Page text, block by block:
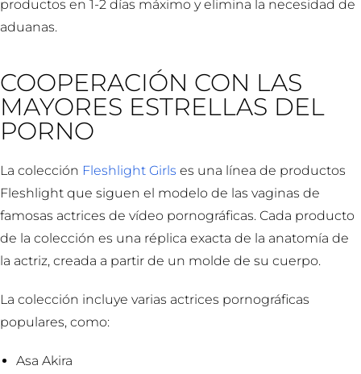
productos en 1-2 días máximo y elimina la necesidad de
aduanas.
COOPERACIÓN CON LAS
MAYORES ESTRELLAS DEL
PORNO
La colección Fleshlight Girls es una línea de productos
Fleshlight que siguen el modelo de las vaginas de
famosas actrices de vídeo pornográficas. Cada producto
de la colección es una réplica exacta de la anatomía de
la actriz, creada a partir de un molde de su cuerpo.
La colección incluye varias actrices pornográficas
populares, como:
Asa Akira